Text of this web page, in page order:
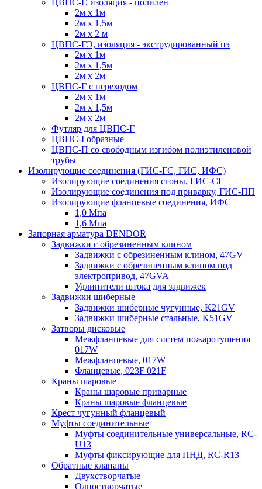
ЦВПС-Г, изоляция - полилен
2м х 1м
2м х 1,5м
2м х 2 м
ЦВПС-ГЭ, изоляция - экструдированный пэ
2м х 1м
2м х 1,5м
2м х 2м
ЦВПС-Г с переходом
2м х 1м
2м х 1,5м
2м х 2м
Футляр для ЦВПС-Г
ЦВПС-I образные
ЦВПС-П со свободным изгибом полиэтиленовой
трубы
Изолирующие соединения (ГИС-ГС, ГИС, ИФС)
Изолирующие соединения сгоны, ГИС-СГ
Изолирующие соединения под приварку, ГИС-ПП
Изолирующие фланцевые соединения, ИФС
1,0 Мпа
1,6 Мпа
Запорная арматура DENDOR
Задвижки c обрезиненным клином
Задвижки с обрезиненным клином, 47GV
Задвижки с обрезиненным клином под
электропривод, 47GVA
Удлинители штока для задвижек
Задвижки шиберные
Задвижки шиберные чугунные, K21GV
Задвижки шиберные стальные, K51GV
Затворы дисковые
Межфланцевые для систем пожаротушения
017W
Межфланцевые, 017W
Фланцевые, 023F 021F
Краны шаровые
Краны шаровые приварные
Краны шаровые фланцевые
Крест чугунный фланцевый
Муфты соединительные
Муфты соединительные универсальные, RC-
U13
Муфты фиксирующие для ПНД, RC-R13
Обратные клапаны
Двухстворчатые
Одностворчатые